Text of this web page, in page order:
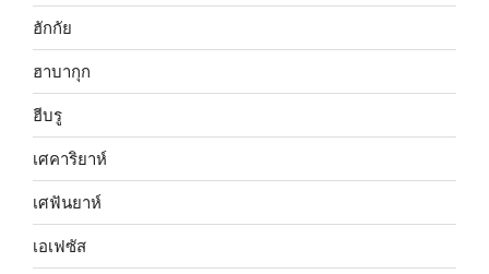
ฮักกัย
ฮาบากุก
ฮีบรู
เศคาริยาห์
เศฟันยาห์
เอเฟซัส